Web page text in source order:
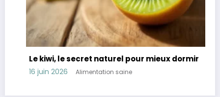
Le kiwi, le secret naturel pour mieux dormir
16 juin 2026 Alimentation saine